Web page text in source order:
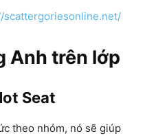
scattergoriesonline.net/
Anh trên lớp
Seat
theo nhóm, nó sẽ giúp